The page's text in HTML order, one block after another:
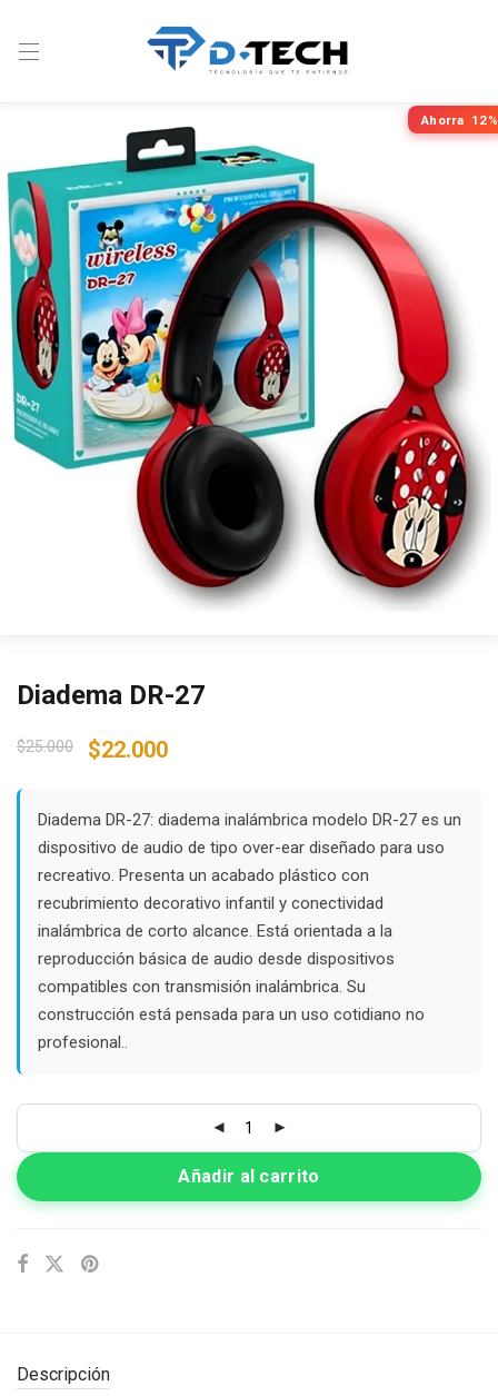
Ahorra 12%
Diadema DR-27
$25.000
Original
$25.000.
$22.000Current
$22.000.
Diadema DR-27: diadema inalámbrica modelo DR-27 es un
dispositivo de audio de tipo over-ear diseñado para uso
recreativo. Presenta un acabado plástico con
recubrimiento decorativo infantil y conectividad
inalámbrica de corto alcance. Está orientada a la
reproducción básica de audio desde dispositivos
compatibles con transmisión inalámbrica. Su
construcción está pensada para un uso cotidiano no
profesional..
Añadir al carrito
Descripción